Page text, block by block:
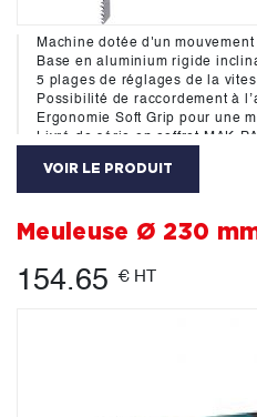
Base en aluminium rigide inclinable à gauche et à
5 plages de réglages de la vitesse pour
Possibilité de raccordement à
Ergonomie Soft Grip pour une
Livré de série en coffret MAK-PAC,
VOIR LE PRODUIT
Meuleuse Ø 230
154.65 € HT